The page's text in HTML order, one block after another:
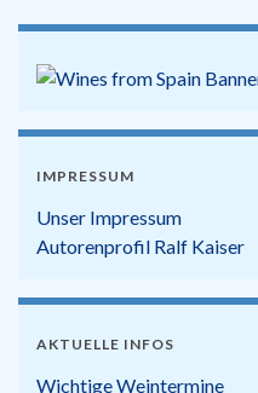
IMPRESSUM
Unser Impressum
Autorenprofil Ralf Kaiser
AKTUELLE INFOS
Wichtige Weintermine